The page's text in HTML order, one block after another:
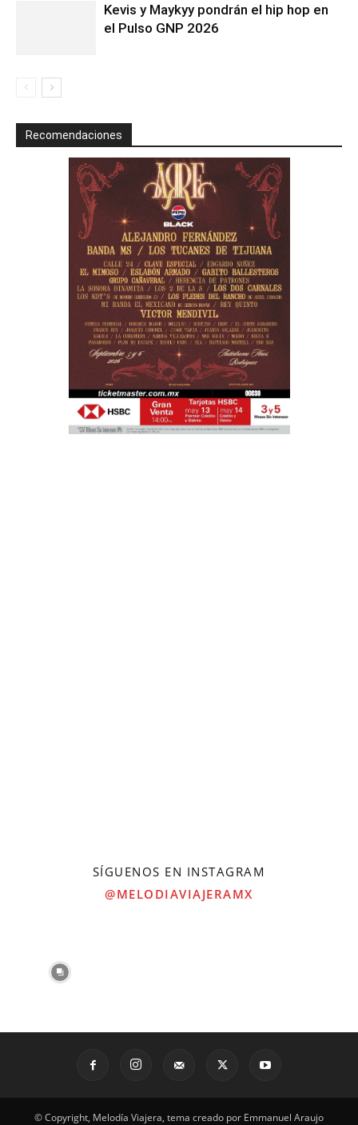
Kevis y Maykyy pondrán el hip hop en
el Pulso GNP 2026
Recomendaciones
SÍGUENOS EN INSTAGRAM
@MELODIAVIAJERAMX
© Copyright, Melodía Viajera, tema creado por Emmanuel Araujo